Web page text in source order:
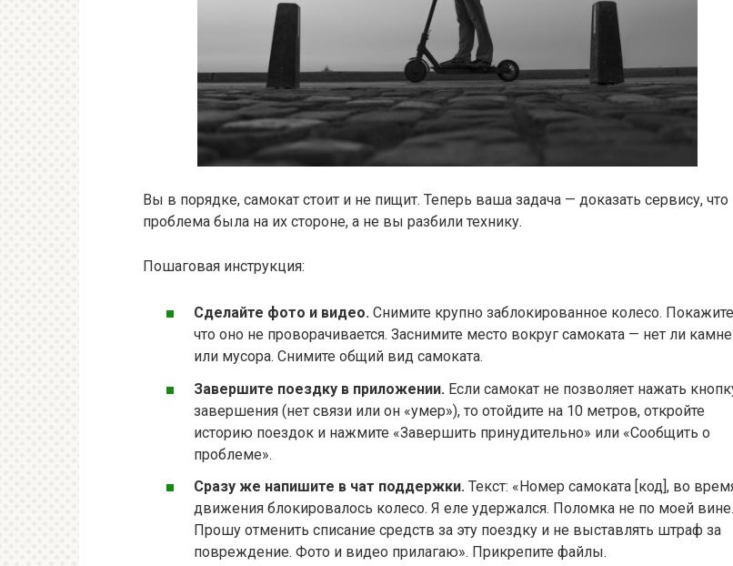
Вы в порядке, самокат стоит и не пищит. Теперь ваша задача — доказать сервису, что
проблема была на их стороне, а не вы разбили технику.
Пошаговая инструкция:
Сделайте фото и видео. Снимите крупно заблокированное колесо.
что оно не проворачивается. Заснимите место вокруг самоката — нет ли
или мусора. Снимите общий вид самоката.
Завершите поездку в приложении. Если самокат не позволяет нажать
завершения (нет связи или он «умер»), то отойдите на 10 метров, откройте
историю поездок и нажмите «Завершить принудительно» или «Сообщить о
проблеме».
Сразу же напишите в чат поддержки. Текст: «Номер самоката [код], во
движения блокировалось колесо. Я еле удержался. Поломка не по моей вине.
Прошу отменить списание средств за эту поездку и не выставлять штраф за
повреждение. Фото и видео прилагаю». Прикрепите файлы.